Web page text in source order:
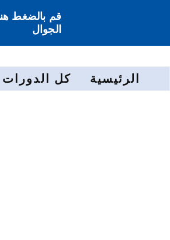
قم بالضغط
الجوال
الرئيسية كل الدورات